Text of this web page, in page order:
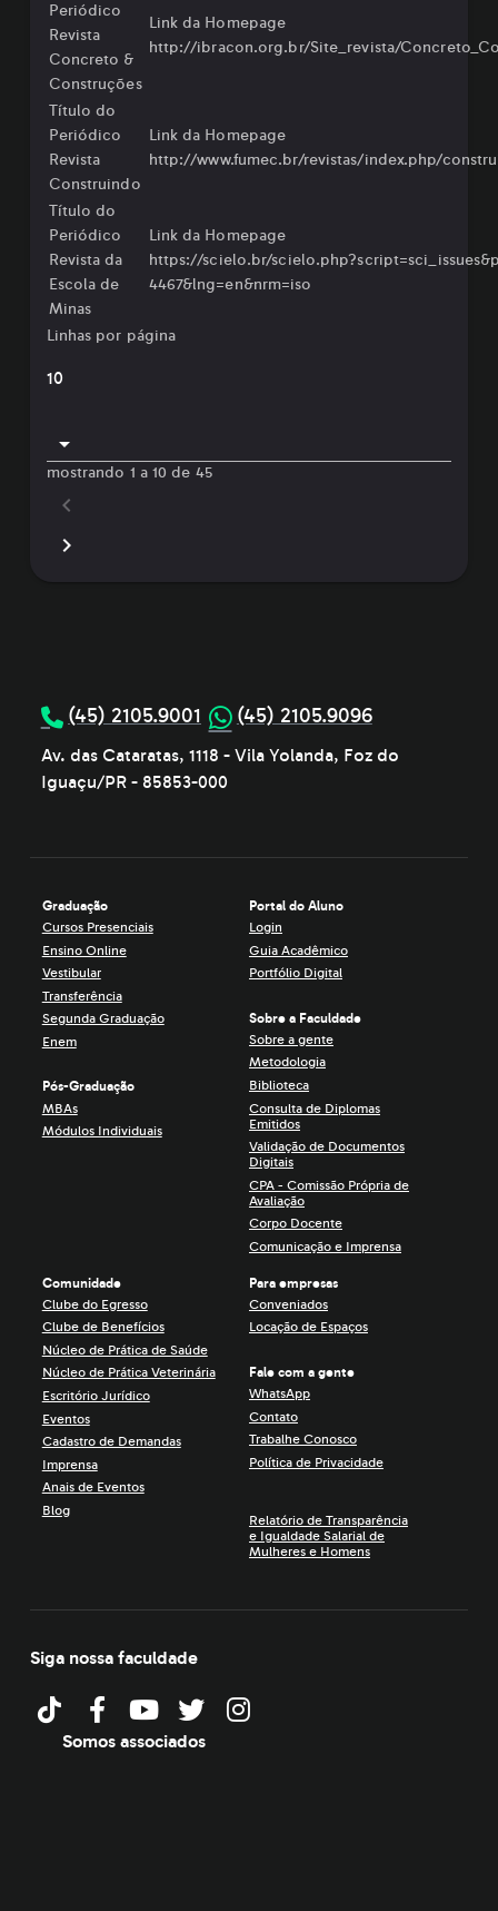
Periódico
Revista
Concreto &
Construções
Link da Homepage
http://ibracon.org.br/Site_revista/
Título do
Periódico
Revista
Construindo
Link da Homepage
⁠http://www.fumec.br/revistas/index.php/
Título do
Periódico
Revista da
Escola de
Minas
Link da Homepage
https://scielo.br/
4467&lng=en&nrm=iso
Linhas por página
10
mostrando 1 a 10 de 45
(45) 2105.9001 (45) 2105.9096
Av. das Cataratas, 1118 - Vila Yolanda, Foz do
Iguaçu/PR - 85853-000
Graduação
Cursos Presenciais
Ensino Online
Vestibular
Transferência
Segunda Graduação
Enem
Pós-Graduação
MBAs
Módulos Individuais
Portal do Aluno
Login
Guia Acadêmico
Portfólio Digital
Sobre a Faculdade
Sobre a gente
Metodologia
Biblioteca
Consulta de Diplomas
Emitidos
Validação de Documentos
Digitais
CPA - Comissão Própria de
Avaliação
Corpo Docente
Comunicação e Imprensa
Comunidade
Clube do Egresso
Clube de Benefícios
Núcleo de Prática de Saúde
Núcleo de Prática Veterinária
Escritório Jurídico
Eventos
Cadastro de Demandas
Imprensa
Anais de Eventos
Blog
Para empresas
Conveniados
Locação de Espaços
Fale com a gente
WhatsApp
Contato
Trabalhe Conosco
Política de Privacidade
Relatório de Transparência
e Igualdade Salarial de
Mulheres e Homens
Siga nossa faculdade
Somos associados